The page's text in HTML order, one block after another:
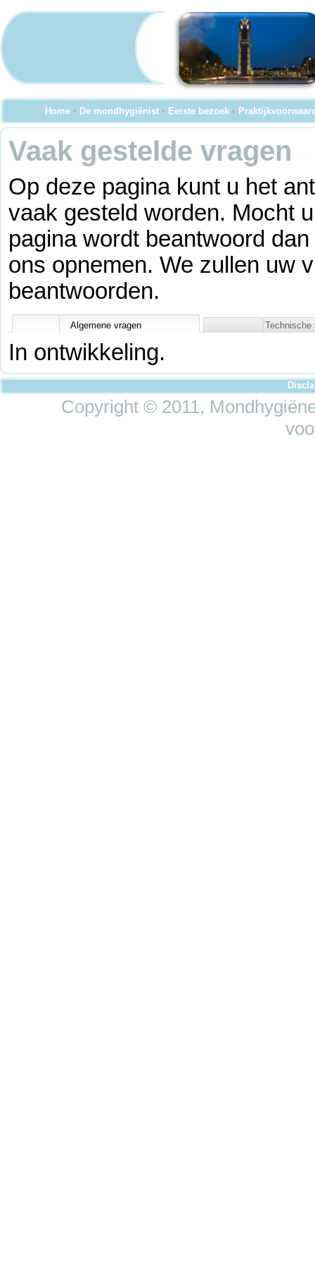
Home • De mondhygiënist • Eerste bezoek •
Vaak gestelde vragen
Op deze pagina kunt u het
vaak gesteld worden. Mocht
pagina wordt beantwoord
ons opnemen. We zullen uw
beantwoorden.
Algemene vragen Technische
In ontwikkeling.
Copyright © 2011,